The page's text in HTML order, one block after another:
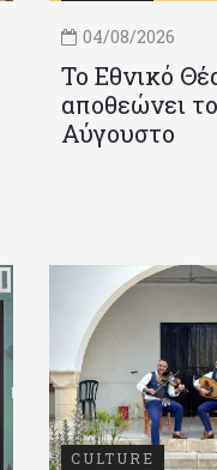
04/08/2026
Το Εθνικό
αποθεώνει
Αύγουστο
CULTURE